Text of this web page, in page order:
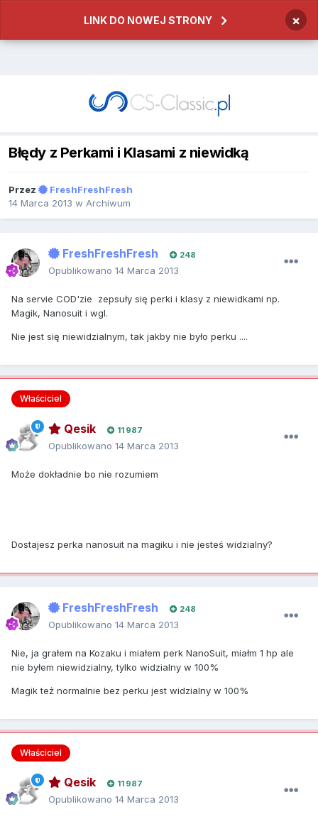
LINK DO NOWEJ STRONY ×
Błędy z Perkami i Klasami z niewidką
Przez
FreshFreshFresh
14 Marca 2013 w Archiwum
FreshFreshFresh 248
Opublikowano 14 Marca 2013
Na servie COD'zie zepsuły się perki i klasy z niewidkami np.
Magik, Nanosuit i wgl.
Nie jest się niewidzialnym, tak jakby nie było perku ....
Właściciel
Qesik 11 987
Opublikowano 14 Marca 2013
Może dokładnie bo nie rozumiem
Dostajesz perka nanosuit na magiku i nie jesteś widzialny?
FreshFreshFresh 248
Opublikowano 14 Marca 2013
Nie, ja grałem na Kozaku i miałem perk NanoSuit, miałm 1 hp ale
nie byłem niewidzialny, tylko widzialny w 100%
Magik też normalnie bez perku jest widzialny w 100%
Właściciel
Qesik 11 987
Opublikowano 14 Marca 2013